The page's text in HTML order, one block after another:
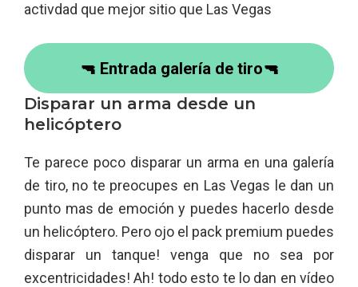
activdad que mejor sitio que Las Vegas
🔫 Entrada galería de tiro🔫
Disparar un arma desde un
helicóptero
Te parece poco disparar un arma en una galería
de tiro, no te preocupes en Las Vegas le dan un
punto mas de emoción y puedes hacerlo desde
un helicóptero. Pero ojo el pack premium puedes
disparar un tanque! venga que no sea por
excentricidades! Ah! todo esto te lo dan en vídeo